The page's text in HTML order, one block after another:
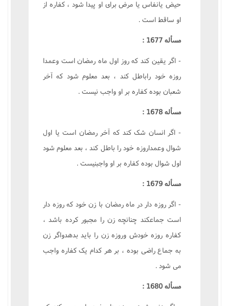
حيض يانفاس يا مرض براى او پيدا شود ، کفاره از
او ساقط است .
مسأله 1677 :
- اگر يقين کند که روز اول ماه رمضان است وعمدا
روزه خود راباطل کند ، بعد معلوم شود که آخر
شعبان بوده کفاره بر او واجب نيست .
مسأله 1678 :
- اگر انسان شک کند که آخر رمضان است يا اول
شوال وعمداروزه خود را باطل کند ، بعد معلوم شود
اول شوال بوده کفاره بر او واجبنيست .
مسأله 1679 :
- اگر روزه دار در ماه رمضان با زن خود که روزه دار
است جماعکند چنانچه زن را مجبور کرده باشد ،
کفاره روزه خودش وروزه زن را بايد بدهدواگر زن
به جماع راضى بوده ، بر هر کدام يک کفاره واجب
مى شود .
مسأله 1680 :